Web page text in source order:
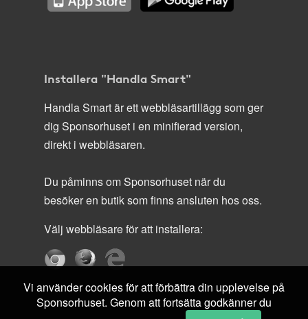
Installera "Handla Smart"
Handla Smart är ett webbläsartillägg som ger
dig Sponsorhuset i en minifierad version,
direkt i webbläsaren.
Du påminns om Sponsorhuset när du
besöker en butik som finns ansluten hos oss.
Välj webbläsare för att installera:
Vi använder cookies för att förbättra din upplevelse på
Sponsorhuset. Genom att fortsätta godkänner du